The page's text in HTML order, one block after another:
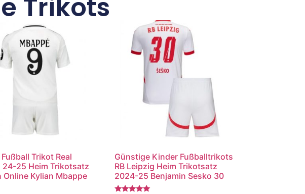
Trikots
Trikot Real
24-25 Heim Trikotsatz
Online Kylian Mbappe
Günstige Kinder Fußballtrikots
RB Leipzig Heim Trikotsatz
2024-25 Benjamin Sesko 30